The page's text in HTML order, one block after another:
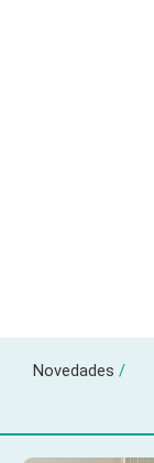
Novedades /